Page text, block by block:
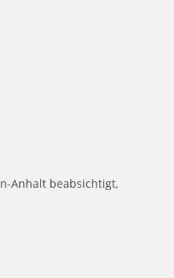
Anhalt beabsichtigt,